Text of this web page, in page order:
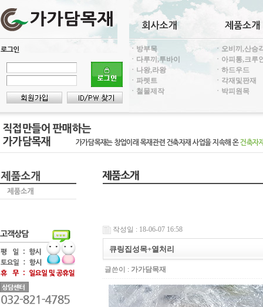
ㆍ방부목
ㆍ오비끼,산승
ㆍ다루끼,투바이
ㆍ아피통,크루
ㆍ나왕,라왕
ㆍ하드우드
ㆍ파렛트
ㆍ각재및판재
ㆍ철물제작
ㆍ박피원목
작성일 : 18-06-07 16:58
큐링집성목+열처리
글쓴이 : 가가담목재